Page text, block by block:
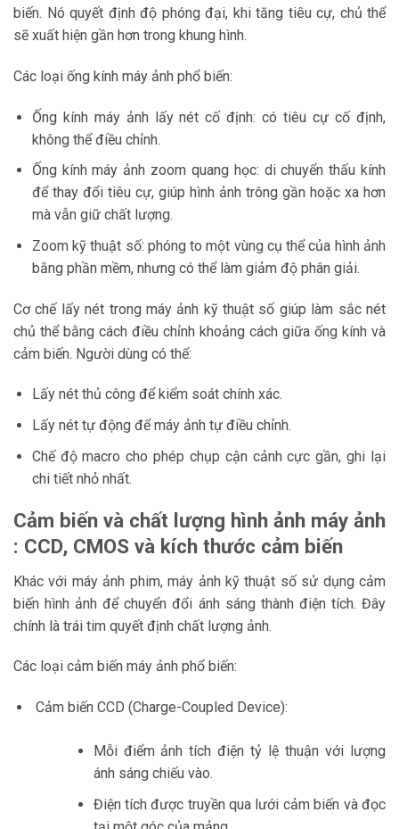
biến. Nó quyết định độ phóng đại, khi tăng tiêu cự, chủ thể
sẽ xuất hiện gần hơn trong khung hình.
Các loại ống kính máy ảnh phổ biến:
Ống kính máy ảnh lấy nét cố định: có tiêu cự cố định,
không thể điều chỉnh.
Ống kính máy ảnh zoom quang học: di chuyển thấu kính
để thay đổi tiêu cự, giúp hình ảnh trông gần hoặc xa hơn
mà vẫn giữ chất lượng.
Zoom kỹ thuật số: phóng to một vùng cụ thể của hình ảnh
bằng phần mềm, nhưng có thể làm giảm độ phân giải.
Cơ chế lấy nét trong máy ảnh kỹ thuật số giúp làm sắc nét
chủ thể bằng cách điều chỉnh khoảng cách giữa ống kính và
cảm biến. Người dùng có thể:
Lấy nét thủ công để kiểm soát chính xác.
Lấy nét tự động để máy ảnh tự điều chỉnh.
Chế độ macro cho phép chụp cận cảnh cực gần, ghi lại
chi tiết nhỏ nhất.
Cảm biến và chất lượng hình ảnh máy ảnh
: CCD, CMOS và kích thước cảm biến
Khác với máy ảnh phim, máy ảnh kỹ thuật số sử dụng cảm
biến hình ảnh để chuyển đổi ánh sáng thành điện tích. Đây
chính là trái tim quyết định chất lượng ảnh.
Các loại cảm biến máy ảnh phổ biến:
Cảm biến CCD (Charge-Coupled Device):
Mỗi điểm ảnh tích điện tỷ lệ thuận với lượng
ánh sáng chiếu vào.
Điện tích được truyền qua lưới cảm biến và đọc